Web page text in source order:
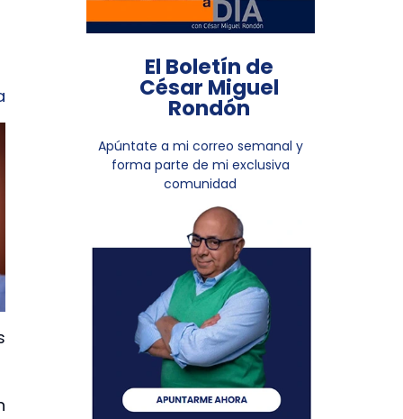
El Boletín de
César Miguel
Rondón
Apúntate a mi correo semanal y
forma parte de mi exclusiva
comunidad